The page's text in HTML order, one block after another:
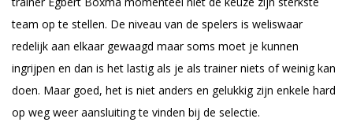
team op te stellen. De niveau van de spelers is weliswaar
redelijk aan elkaar gewaagd maar soms moet je kunnen
ingrijpen en dan is het lastig als je als trainer niets of weinig kan
doen. Maar goed, het is niet anders en gelukkig zijn enkele hard
op weg weer aansluiting te vinden bij de selectie.